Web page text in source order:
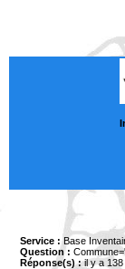
Service : Base
Question :
Réponse(s) :il y a 138